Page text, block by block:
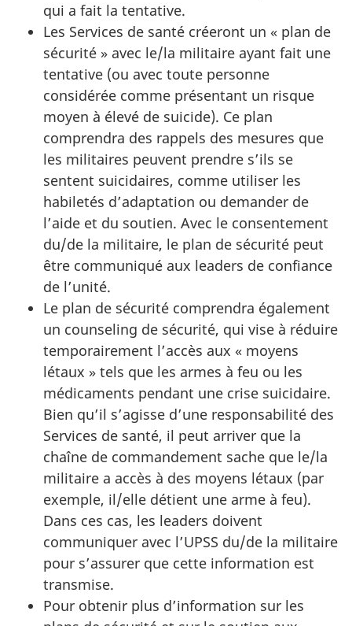
qui a fait la tentative.
Les Services de santé créeront un « plan de
sécurité » avec le/la militaire ayant fait une
tentative (ou avec toute personne
considérée comme présentant un risque
moyen à élevé de suicide). Ce plan
comprendra des rappels des mesures que
les militaires peuvent prendre s’ils se
sentent suicidaires, comme utiliser les
habiletés d’adaptation ou demander de
l’aide et du soutien. Avec le consentement
du/de la militaire, le plan de sécurité peut
être communiqué aux leaders de confiance
de l’unité.
Le plan de sécurité comprendra également
un counseling de sécurité, qui vise à réduire
temporairement l’accès aux « moyens
létaux » tels que les armes à feu ou les
médicaments pendant une crise suicidaire.
Bien qu’il s’agisse d’une responsabilité des
Services de santé, il peut arriver que la
chaîne de commandement sache que le/la
militaire a accès à des moyens létaux (par
exemple, il/elle détient une arme à feu).
Dans ces cas, les leaders doivent
communiquer avec l’UPSS du/de la militaire
pour s’assurer que cette information est
transmise.
Pour obtenir plus d’information sur les